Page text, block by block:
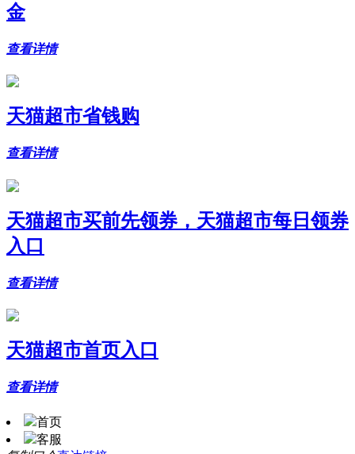
金
查看详情
天猫超市省钱购
查看详情
天猫超市买前先领券，天猫超市每日领券
入口
查看详情
天猫超市首页入口
查看详情
首页
客服